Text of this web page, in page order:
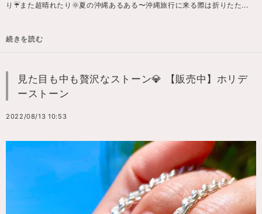
り☔また超晴れたり🌞夏の沖縄あるある〜沖縄旅行に来る際は折りたた...
続きを読む
見た目も中も贅沢なストーン💎 【販売中】ホリデ
ーストーン
2022/08/13 10:53